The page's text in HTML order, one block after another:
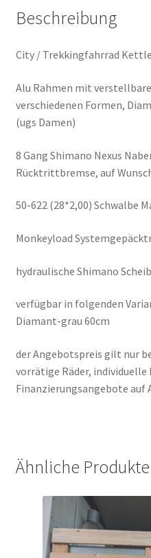
Beschreibung
City / Trekkingfahrrad
Alu Rahmen mit
verschiedenen Formen,
(ugs Damen)
8 Gang Shimano Nexus
Rücktrittbremse, auf
50-622 (28*2,00) Schwalbe
Monkeyload
hydraulische Shimano
verfügbar in folgenden
Diamant-grau 60cm
der Angebotspreis gilt nur
vorrätige Räder, individuelle
Finanzierungsangebote auf
Ähnliche Produkte